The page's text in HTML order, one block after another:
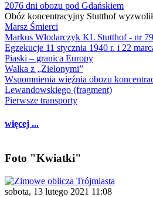
2076 dni obozu pod Gdańskiem
Obóz koncentracyjny Stutthof
Marsz Śmierci
Markus Włodarczyk KL Stutthof - nr
Egzekucje 11 stycznia 1940 r. i 22
Piaski – granica Europy
Walka z „Zielonymi”
Wspomnienia więźnia obozu
Lewandowskiego (fragment)
Pierwsze transporty
więcej ...
Foto "Kwiatki"
sobota, 13 lutego 2021 11:08